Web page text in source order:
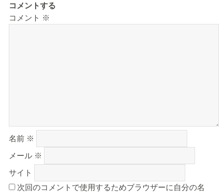
コメントする
コメント ※
名前 ※
メール ※
サイト
次回のコメントで使用するためブラウザーに自分の名